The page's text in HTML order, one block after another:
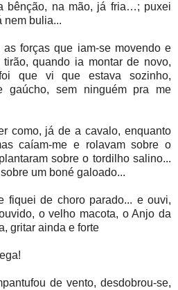
bênção, na mão, já fria…; puxei
nem bulia...
forças que iam-se movendo e
quando ia montar de novo,
que vi que estava sozinho,
gaúcho, sem ninguém pra me
como, já de a cavalo, enquanto
caíam-me e rolavam sobre o
sobre o tordilho salino...
um boné galoado...
fiquei de choro parado... e ouvi,
o velho macota, o Anjo da
gritar ainda e forte
de vento, desdobrou-se,